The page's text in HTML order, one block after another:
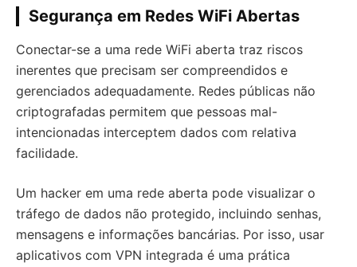
Segurança em Redes WiFi Abertas
Conectar-se a uma rede WiFi aberta traz riscos
inerentes que precisam ser compreendidos e
gerenciados adequadamente. Redes públicas não
criptografadas permitem que pessoas mal-
intencionadas interceptem dados com relativa
facilidade.
Um hacker em uma rede aberta pode visualizar o
tráfego de dados não protegido, incluindo senhas,
mensagens e informações bancárias. Por isso, usar
aplicativos com VPN integrada é uma prática